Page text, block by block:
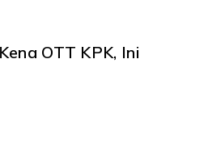
OTT KPK, Ini